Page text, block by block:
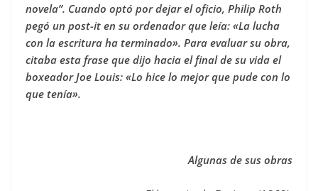
novela”. Cuando optó por dejar el oficio, Philip Roth
pegó un post-it en su ordenador que leía: «La lucha
con la escritura ha terminado». Para evaluar su obra,
citaba esta frase que dijo hacia el final de su vida el
boxeador Joe Louis: «Lo hice lo mejor que pude con lo
que tenía».
Algunas de sus obras